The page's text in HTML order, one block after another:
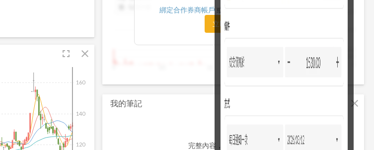
fullscreen close
120
140
160
13 13:30
綁定合作券商帳戶 或「訂閱任一方案」即可解鎖
立即前往訂閱
我的筆記 close
完整內容，僅限註冊會員使用